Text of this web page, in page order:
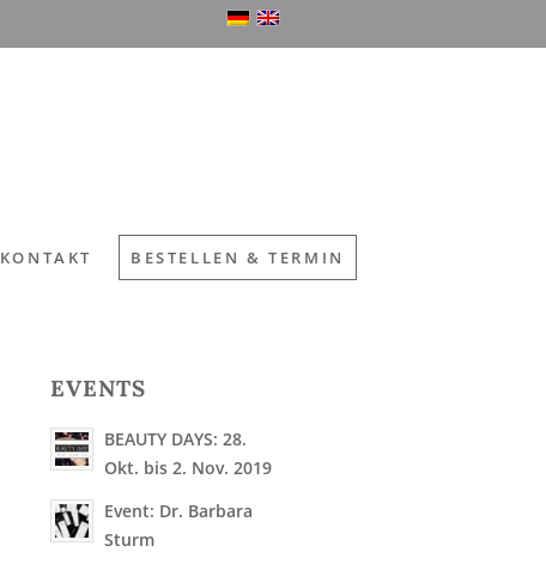
KONTAKT BESTELLEN & TERMIN
EVENTS
BEAUTY DAYS: 28.
Okt. bis 2. Nov. 2019
Event: Dr. Barbara
Sturm